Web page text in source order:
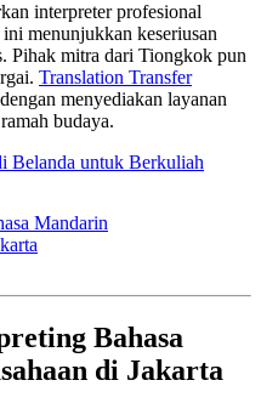
interpreter profesional
menunjukkan keseriusan
Pihak mitra dari Tiongkok pun
Translation Transfer
menyediakan layanan
budaya.
Belanda untuk Berkuliah
Bahasa
di Jakarta